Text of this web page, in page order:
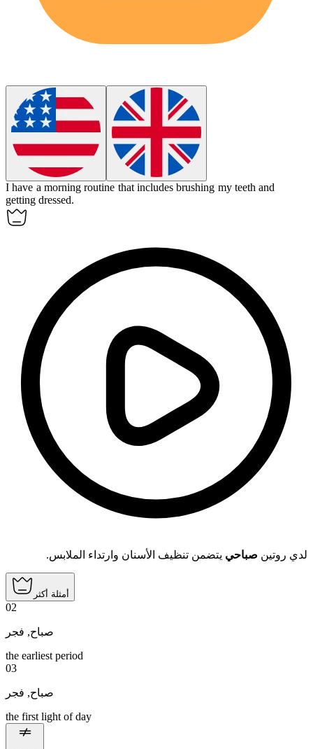
I have a morning routine that includes brushing my teeth and
getting dressed.
لدي روتين صباحي يتضمن تنظيف الأسنان وارتداء الملابس.
أمثلة أكثر
02
صباح, فجر
the earliest period
03
صباح, فجر
the first light of day